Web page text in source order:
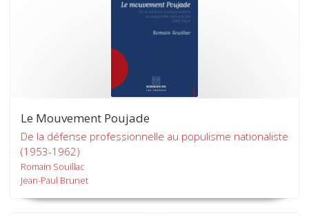
Le Mouvement Poujade
De la défense professionnelle au populisme nationaliste
(1953-1962)
Romain Souillac
Jean-Paul Brunet